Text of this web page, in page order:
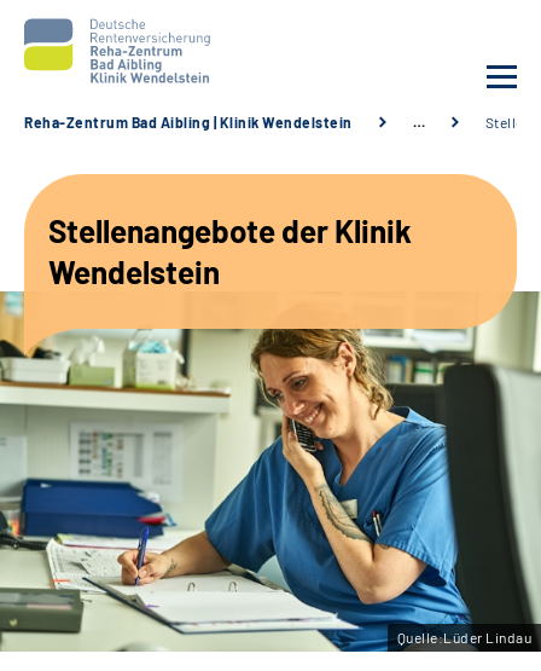
Unsere Angebote
Karriere
Sozialdienste & Zuweisende
Suche
Leichte Sprache
Gebärdensprache
Reha-Zentrum Bad Aibling | Klinik Wendelstein …
Stellenangebote der Klinik
Wendelstein
Quelle:Lüder Lindau